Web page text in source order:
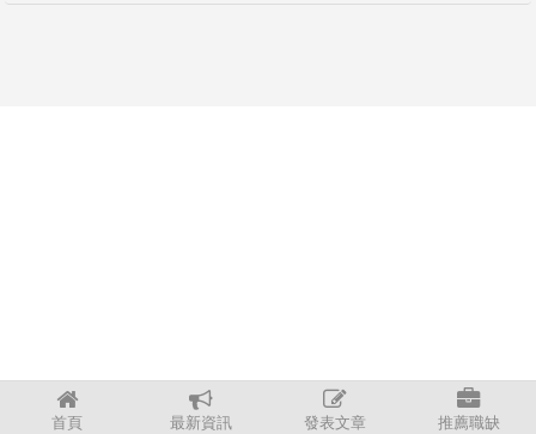
首頁 最新資訊 發表文章 推薦職缺